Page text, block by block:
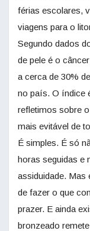
férias escolares,
viagens para o
Segundo dados
de pele é o
a cerca de 30%
no país. O índice
refletimos sobre
mais evitável de
É simples. É só
horas seguidas e
assiduidade. Mas
de fazer o que
prazer. E ainda
bronzeado